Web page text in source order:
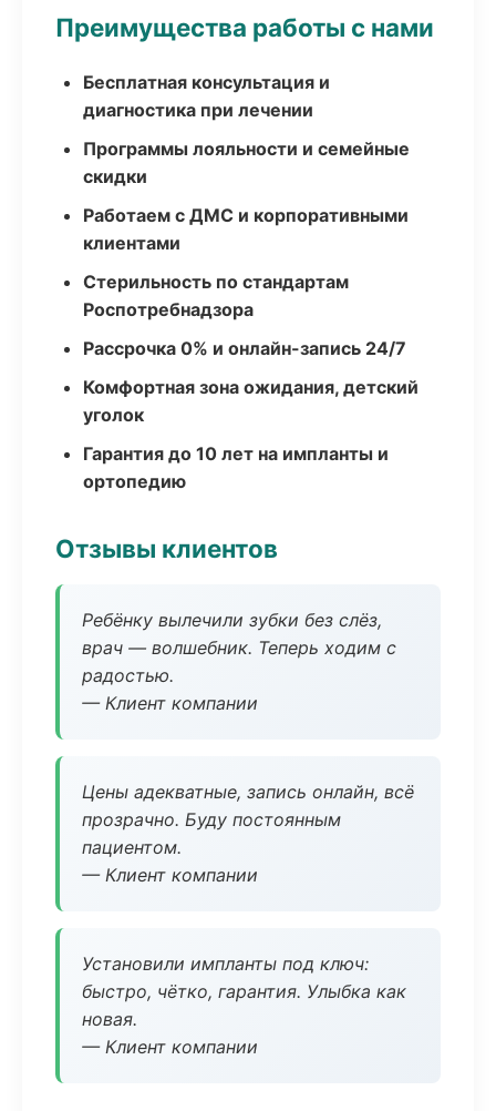
Преимущества работы с нами
Бесплатная консультация и
диагностика при лечении
Программы лояльности и семейные
скидки
Работаем с ДМС и корпоративными
клиентами
Стерильность по стандартам
Роспотребнадзора
Рассрочка 0% и онлайн-запись 24/7
Комфортная зона ожидания, детский
уголок
Гарантия до 10 лет на импланты и
ортопедию
Отзывы клиентов
Ребёнку вылечили зубки без слёз,
врач — волшебник. Теперь ходим с
радостью.
— Клиент компании
Цены адекватные, запись онлайн, всё
прозрачно. Буду постоянным
пациентом.
— Клиент компании
Установили импланты под ключ:
быстро, чётко, гарантия. Улыбка как
новая.
— Клиент компании